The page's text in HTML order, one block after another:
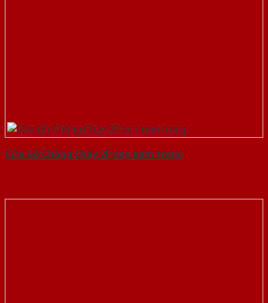
Cửa Gỗ Chống Cháy 2P son xam trang